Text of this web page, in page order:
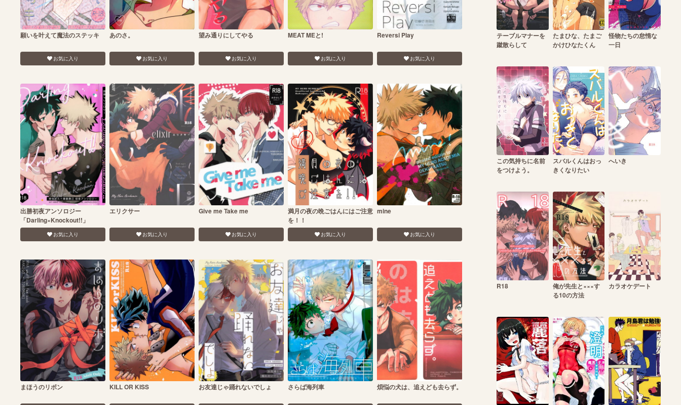
願いを叶えて魔法のステッキ
お気に入り
あのさ。
お気に入り
望み通りにしてやる
お気に入り
MEAT MEと!
お気に入り
Reversi Play
お気に入り
出勝初夜アンソロジー
「Darling×Knockout!!」
お気に入り
エリクサー
お気に入り
Give me Take me
お気に入り
満月の夜の晩ごはんにはご注意
を！！
お気に入り
mine
お気に入り
まほうのリボン KILL OR KISS お友達じゃ踊れないでしょ さらば海列車 煩悩の犬は、追えども去らず。
テーブルマナーを
蹴散らして
たまひな、たまご
かけひなたくん
怪物たちの怠惰な
一日
この気持ちに名前
をつけよう。
スバルくんはおっ
きくなりたい
へいき
R18
俺が先生と×××す
る10の方法
カラオケデート